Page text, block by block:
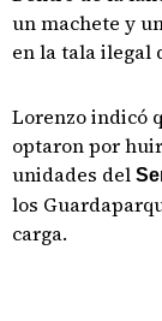
un machete y
en la tala ilegal
Lorenzo indicó
optaron por
unidades del
los
carga.